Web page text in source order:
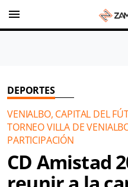
menu
DEPORTES
VENIALBO, CAPITAL DEL
TORNEO VILLA DE
PARTICIPACIÓN
CD Amistad